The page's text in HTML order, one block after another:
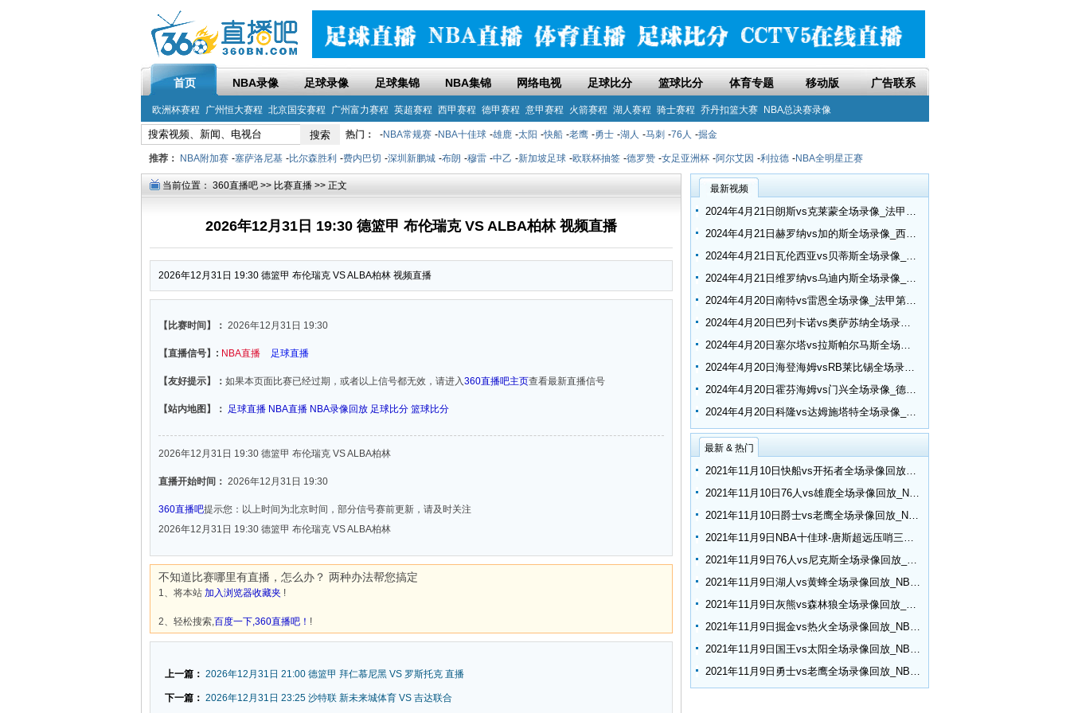
首页 NBA录像 足球录像 足球集锦 NBA集锦 网络电视 足球比分 篮球比分 体育专题 移动版 广告联系
欧洲杯赛程 广州恒大赛程 北京国安赛程 广州富力赛程 英超赛程 西甲赛程 德甲赛程 意甲赛程 火箭赛程 湖人赛程 骑士赛程 乔丹扣篮大赛 NBA总决赛录像
热门： -NBA常规赛 -NBA十佳球 -雄鹿 -太阳 -快船 -老鹰 -勇士 -湖人 -马刺 -76人 -掘金
推荐： NBA附加赛 -塞萨洛尼基 -比尔森胜利 -费内巴切 -深圳新鹏城 -布朗 -穆雷 -中乙 -新加坡足球 -欧联杯抽签 -德罗赞 -女足亚洲杯 -阿尔艾因 -利拉德 -NBA全明星正赛
当前位置： 360直播吧 >> 比赛直播 >> 正文
2026年12月31日 19:30 德篮甲 布伦瑞克 VS ALBA柏林 视频直播
2026年12月31日 19:30 德篮甲 布伦瑞克 VS ALBA柏林 视频直播
【比赛时间】： 2026年12月31日 19:30
【直播信号】: NBA直播 足球直播
【友好提示】： 如果本页面比赛已经过期，或者以上信号都无效，请进入360直播吧主页查看最新直播信号
【站内地图】： 足球直播 NBA直播 NBA录像回放 足球比分 篮球比分
2026年12月31日 19:30 德篮甲 布伦瑞克 VS ALBA柏林
直播开始时间： 2026年12月31日 19:30
360直播吧提示您：以上时间为北京时间，部分信号赛前更新，请及时关注
2026年12月31日 19:30 德篮甲 布伦瑞克 VS ALBA柏林
不知道比赛哪里有直播，怎么办？ 两种办法帮您搞定
1、将本站 加入浏览器收藏夹 !
2、轻松搜索,百度一下,360直播吧！ !
上一篇： 2026年12月31日 21:00 德篮甲 拜仁慕尼黑 VS 罗斯托克 直播
下一篇： 2026年12月31日 23:25 沙特联 新未来城体育 VS 吉达联合
最新视频
2024年4月21日朗斯vs克莱蒙全场录像_法甲第30轮
2024年4月21日赫罗纳vs加的斯全场录像_西甲第32轮
2024年4月21日瓦伦西亚vs贝蒂斯全场录像_西甲第32轮
2024年4月21日维罗纳vs乌迪内斯全场录像_意甲第33轮
2024年4月20日南特vs雷恩全场录像_法甲第30轮
2024年4月20日巴列卡诺vs奥萨苏纳全场录像_西甲第32轮
2024年4月20日塞尔塔vs拉斯帕尔马斯全场录像_西甲第32轮
2024年4月20日海登海姆vsRB莱比锡全场录像_德甲第30轮
2024年4月20日霍芬海姆vs门兴全场录像_德甲第30轮
2024年4月20日科隆vs达姆施塔特全场录像_德甲第30轮
最新 & 热门
2021年11月10日快船vs开拓者全场录像回放_NBA常规赛
2021年11月10日76人vs雄鹿全场录像回放_NBA常规赛
2021年11月10日爵士vs老鹰全场录像回放_NBA常规赛
2021年11月9日NBA十佳球-唐斯超远压哨三分 小乔丹空接隔扣
2021年11月9日76人vs尼克斯全场录像回放_NBA常规赛
2021年11月9日湖人vs黄蜂全场录像回放_NBA常规赛
2021年11月9日灰熊vs森林狼全场录像回放_NBA常规赛
2021年11月9日掘金vs热火全场录像回放_NBA常规赛
2021年11月9日国王vs太阳全场录像回放_NBA常规赛
2021年11月9日勇士vs老鹰全场录像回放_NBA常规赛